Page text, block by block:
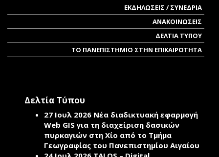
ΕΚΔΗΛΩΣΕΙΣ / ΣΥΝΕΔΡΙΑ
ΑΝΑΚΟΙΝΩΣΕΙΣ
ΔΕΛΤΙΑ ΤΥΠΟΥ
ΤΟ ΠΑΝΕΠΙΣΤΗΜΙΟ ΣΤΗΝ ΕΠΙΚΑΙΡΟΤΗΤΑ
Δελτία Τύπου
27 Ιουλ 2026 Νέα διαδικτυακή εφαρμογή
Web GIS για τη διαχείριση δασικών
πυρκαγιών στη Χίο από το Τμήμα
Γεωγραφίας του Πανεπιστημίου Αιγαίου